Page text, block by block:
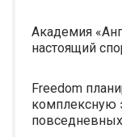
Академия
настоящий
Freedom
комплексную